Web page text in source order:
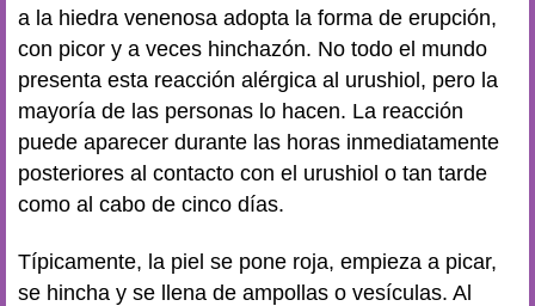
a la hiedra venenosa adopta la forma de erupción,
con picor y a veces hinchazón. No todo el mundo
presenta esta reacción alérgica al urushiol, pero la
mayoría de las personas lo hacen. La reacción
puede aparecer durante las horas inmediatamente
posteriores al contacto con el urushiol o tan tarde
como al cabo de cinco días.
Típicamente, la piel se pone roja, empieza a picar,
se hincha y se llena de ampollas o vesículas. Al